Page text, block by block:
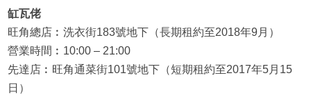
缸瓦佬
旺角總店︰洗衣街183號地下（長期租約至2018年9月）
營業時間︰10:00 – 21:00
先達店︰旺角通菜街101號地下（短期租約至2017年5月15
日）